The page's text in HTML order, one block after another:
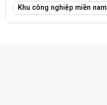
Khu công nghiệp miền nam